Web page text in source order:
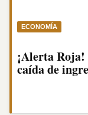
ECONOMÍA
¡Alerta
caída de